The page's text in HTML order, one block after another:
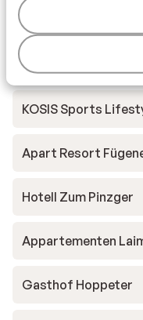
Chalet Villa Laura
Hotel Bruno
KOSIS Sports
Apart Resort
Hotell Zum Pinzger
Appartementen
Gasthof Hoppeter